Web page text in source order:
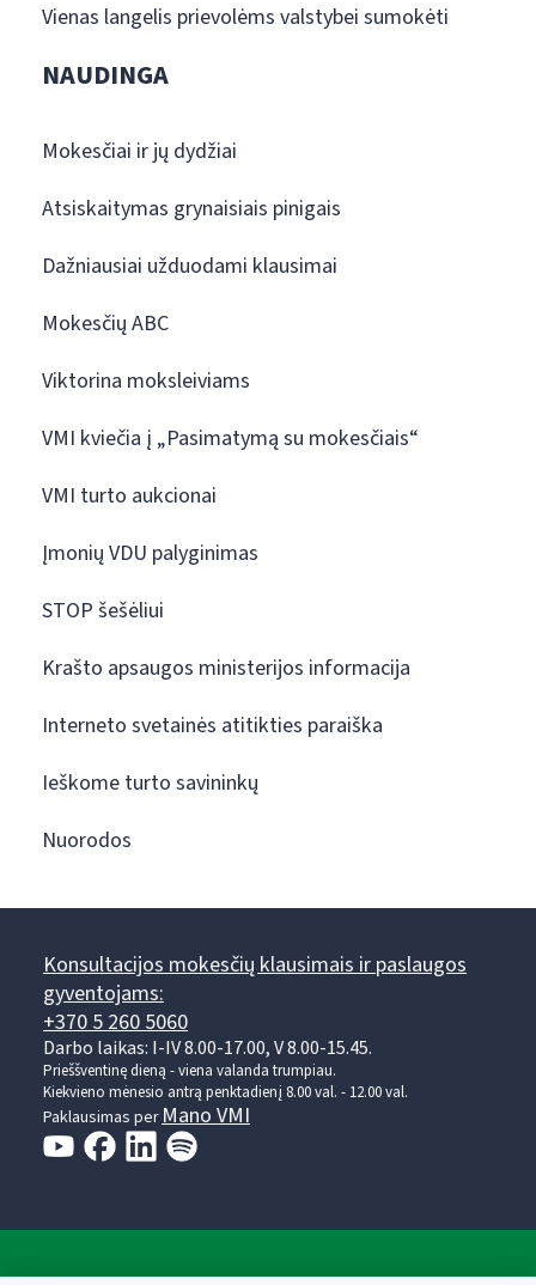
Vienas langelis prievolėms valstybei sumokėti
NAUDINGA
Mokesčiai ir jų dydžiai
Atsiskaitymas grynaisiais pinigais
Dažniausiai užduodami klausimai
Mokesčių ABC
Viktorina moksleiviams
VMI kviečia į „Pasimatymą su mokesčiais“
VMI turto aukcionai
Įmonių VDU palyginimas
STOP šešėliui
Krašto apsaugos ministerijos informacija
Interneto svetainės atitikties paraiška
Ieškome turto savininkų
Nuorodos
Konsultacijos mokesčių klausimais ir paslaugos
gyventojams:
+370 5 260 5060
Darbo laikas: I-IV 8.00-17.00, V 8.00-15.45.
Prieššventinę dieną - viena valanda trumpiau.
Kiekvieno mėnesio antrą penktadienį 8.00 val. - 12.00 val.
Paklausimas per Mano VMI